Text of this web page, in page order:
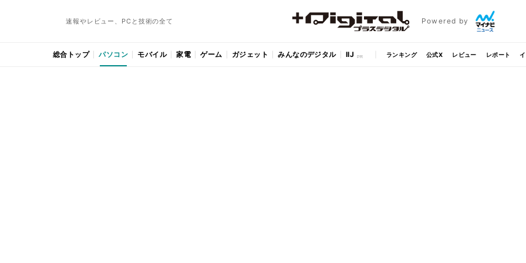
速報やレビュー、PCと技術の全て Powered by
総合トップ パソコン モバイル 家電 ゲーム ガジェット みんなのデジタル IIJ ランキング 公式X レビュー レポート